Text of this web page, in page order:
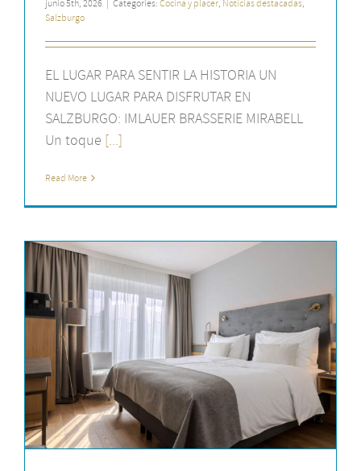
junio 5th, 2026 Categories: Cocina y placer, Noticias destacadas,
Salzburgo
EL LUGAR PARA SENTIR LA HISTORIA UN
NUEVO LUGAR PARA DISFRUTAR EN
SALZBURGO: IMLAUER BRASSERIE MIRABELL
Un toque [...]
Read More